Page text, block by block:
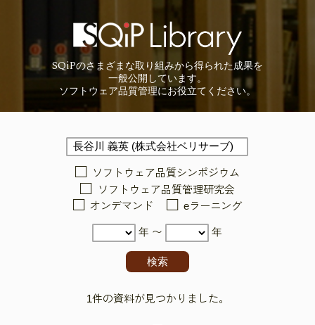
SQiPのさまざまな取り組みから得られた成果を
一般公開しています。
ソフトウェア品質管理にお役立てください。
ソフトウェア品質シンポジウム
ソフトウェア品質管理研究会
オンデマンド
eラーニング
年 〜 年
1件の資料が見つかりました。